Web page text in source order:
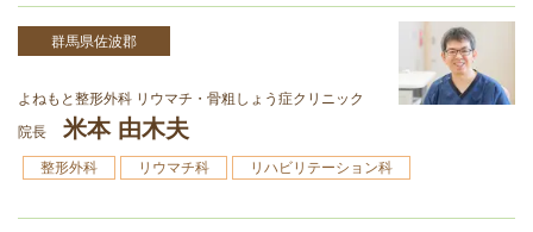
群馬県佐波郡
よねもと整形外科 リウマチ・骨粗しょう症クリニック
院長
米本 由木夫
整形外科 リウマチ科 リハビリテーション科